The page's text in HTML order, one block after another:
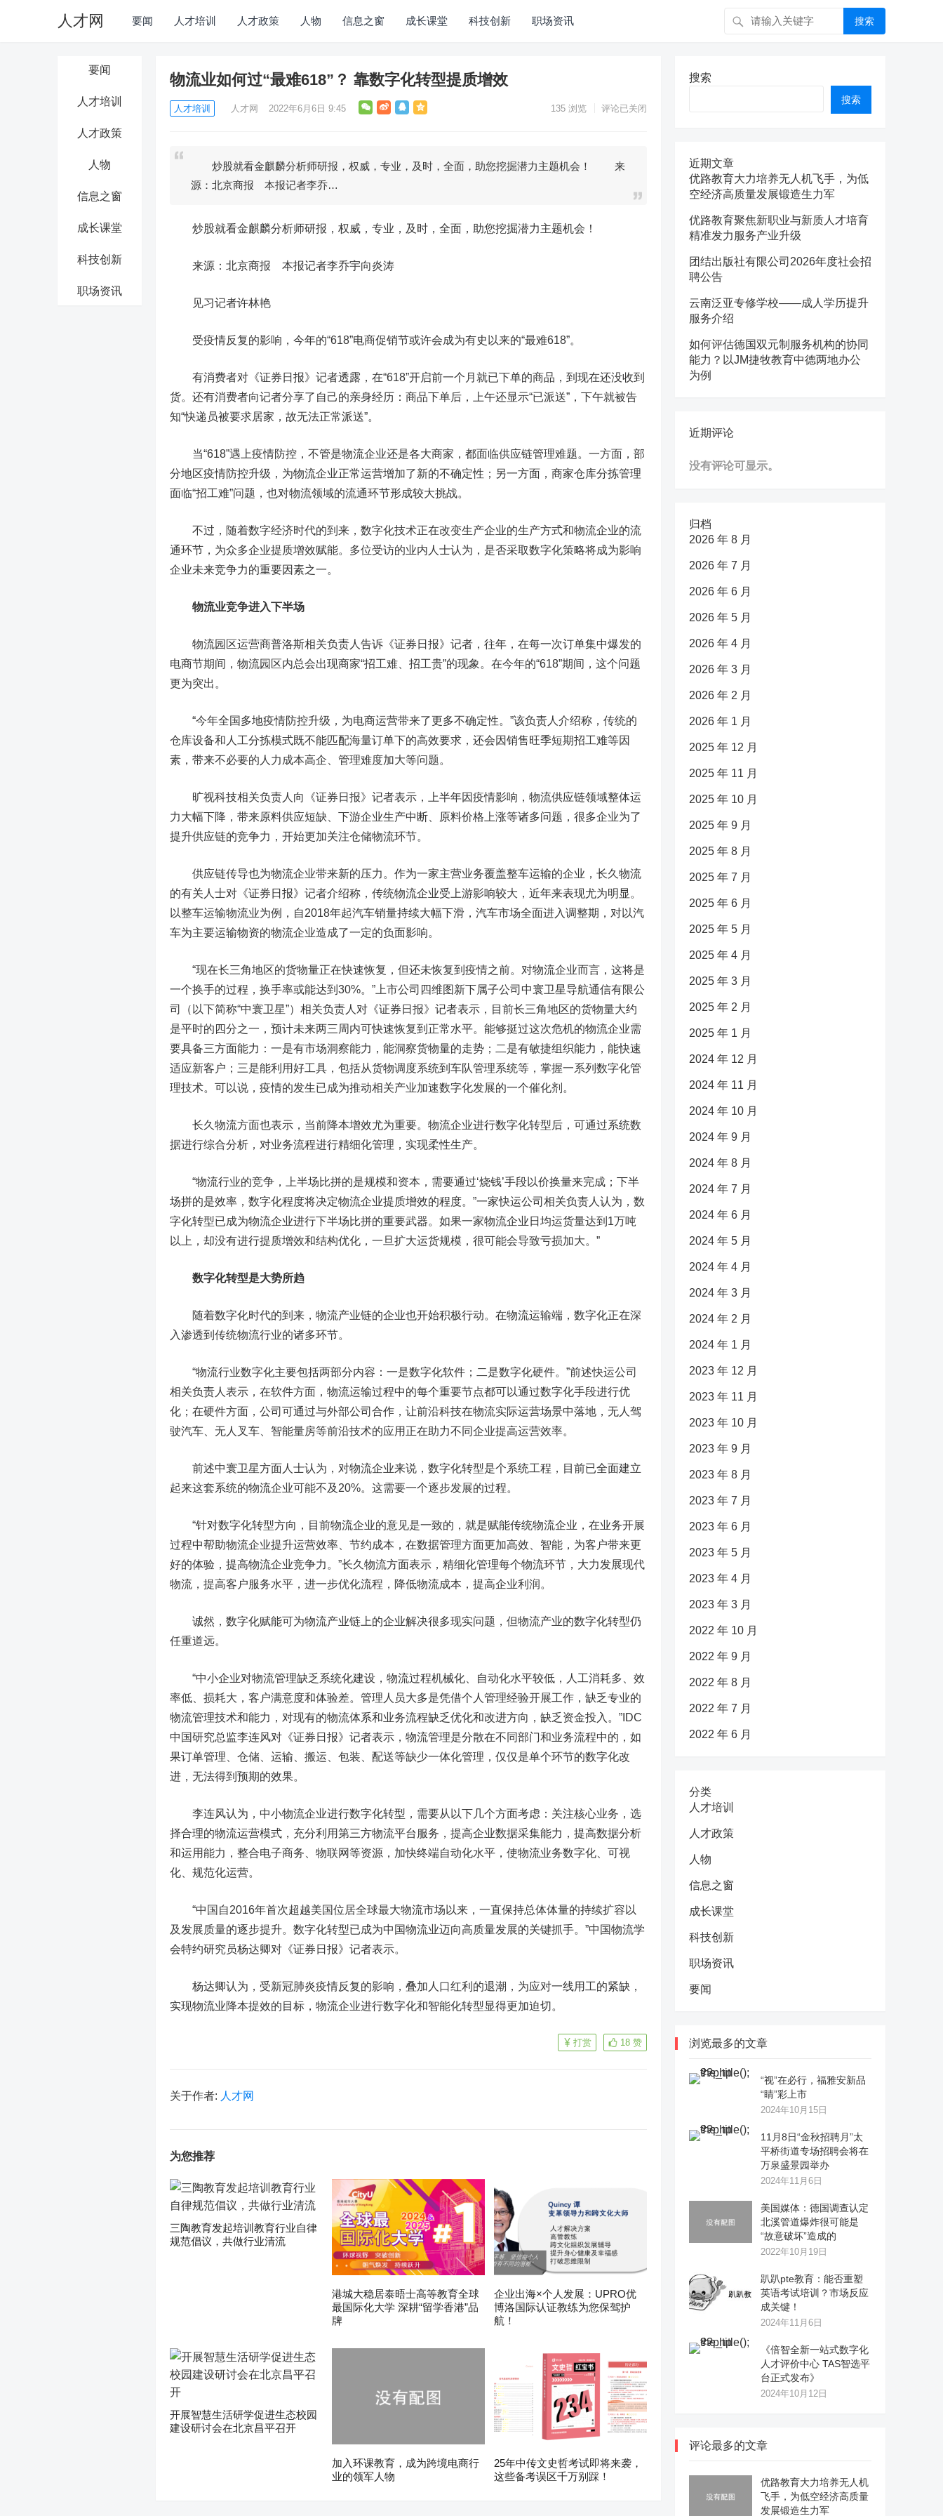
人才网 要闻 人才培训 人才政策 人物 信息之窗 成长课堂 科技创新 职场资讯 搜索
要闻
人才培训
人才政策
人物
信息之窗
成长课堂
科技创新
职场资讯
物流业如何过“最难618”？ 靠数字化转型提质增效
人才培训 人才网 2022年6月6日 9:45 135 浏览 评论已关闭
炒股就看金麒麟分析师研报，权威，专业，及时，全面，助您挖掘潜力主题机会！ 来
源：北京商报 本报记者李乔…
炒股就看金麒麟分析师研报，权威，专业，及时，全面，助您挖掘潜力主题机会！
来源：北京商报 本报记者李乔宇向炎涛
见习记者许林艳
受疫情反复的影响，今年的“618”电商促销节或许会成为有史以来的“最难618”。
有消费者对《证券日报》记者透露，在“618”开启前一个月就已下单的商品，到现在还没收到
货。还有消费者向记者分享了自己的亲身经历：商品下单后，上午还显示“已派送”，下午就被告
知“快递员被要求居家，故无法正常派送”。
当“618”遇上疫情防控，不管是物流企业还是各大商家，都面临供应链管理难题。一方面，部
分地区疫情防控升级，为物流企业正常运营增加了新的不确定性；另一方面，商家仓库分拣管理
面临“招工难”问题，也对物流领域的流通环节形成较大挑战。
不过，随着数字经济时代的到来，数字化技术正在改变生产企业的生产方式和物流企业的流
通环节，为众多企业提质增效赋能。多位受访的业内人士认为，是否采取数字化策略将成为影响
企业未来竞争力的重要因素之一。
物流业竞争进入下半场
物流园区运营商普洛斯相关负责人告诉《证券日报》记者，往年，在每一次订单集中爆发的
电商节期间，物流园区内总会出现商家“招工难、招工贵”的现象。在今年的“618”期间，这个问题
更为突出。
“今年全国多地疫情防控升级，为电商运营带来了更多不确定性。”该负责人介绍称，传统的
仓库设备和人工分拣模式既不能匹配海量订单下的高效要求，还会因销售旺季短期招工难等因
素，带来不必要的人力成本高企、管理难度加大等问题。
旷视科技相关负责人向《证券日报》记者表示，上半年因疫情影响，物流供应链领域整体运
力大幅下降，带来原料供应短缺、下游企业生产中断、原料价格上涨等诸多问题，很多企业为了
提升供应链的竞争力，开始更加关注仓储物流环节。
供应链传导也为物流企业带来新的压力。作为一家主营业务覆盖整车运输的企业， 长久物流
的有关人士对《证券日报》记者介绍称，传统物流企业受上游影响较大，近年来表现尤为明显。
以整车运输物流业为例，自2018年起汽车销量持续大幅下滑，汽车市场全面进入调整期，对以汽
车为主要运输物资的物流企业造成了一定的负面影响。
“现在长三角地区的货物量正在快速恢复，但还未恢复到疫情之前。对物流企业而言，这将是
一个换手的过程，换手率或能达到30%。”上市公司 四维图新下属子公司中寰卫星导航通信有限公
司（以下简称“中寰卫星”）相关负责人对《证券日报》记者表示，目前长三角地区的货物量大约
是平时的四分之一，预计未来两三周内可快速恢复到正常水平。能够挺过这次危机的物流企业需
要具备三方面能力：一是有市场洞察能力，能洞察货物量的走势；二是有敏捷组织能力，能快速
适应新客户；三是能利用好工具，包括从货物调度系统到车队管理系统等，掌握一系列数字化管
理技术。可以说，疫情的发生已成为推动相关产业加速数字化发展的一个催化剂。
长久物流方面也表示，当前降本增效尤为重要。物流企业进行数字化转型后，可通过系统数
据进行综合分析，对业务流程进行精细化管理，实现柔性生产。
“物流行业的竞争，上半场比拼的是规模和资本，需要通过‘烧钱’手段以价换量来完成；下半
场拼的是效率，数字化程度将决定物流企业提质增效的程度。”一家快运公司相关负责人认为，数
字化转型已成为物流企业进行下半场比拼的重要武器。如果一家物流企业日均运货量达到1万吨
以上，却没有进行提质增效和结构优化，一旦扩大运货规模，很可能会导致亏损加大。”
数字化转型是大势所趋
随着数字化时代的到来，物流产业链的企业也开始积极行动。在物流运输端，数字化正在深
入渗透到传统物流行业的诸多环节。
“物流行业数字化主要包括两部分内容：一是数字化软件；二是数字化硬件。”前述快运公司
相关负责人表示，在软件方面，物流运输过程中的每个重要节点都可以通过数字化手段进行优
化；在硬件方面，公司可通过与外部公司合作，让前沿科技在物流实际运营场景中落地，无人驾
驶汽车、无人叉车、智能量房等前沿技术的应用正在助力不同企业提高运营效率。
前述中寰卫星方面人士认为，对物流企业来说，数字化转型是个系统工程，目前已全面建立
起来这套系统的物流企业可能不及20%。这需要一个逐步发展的过程。
“针对数字化转型方向，目前物流企业的意见是一致的，就是赋能传统物流企业，在业务开展
过程中帮助物流企业提升运营效率、节约成本，在数据管理方面更加高效、智能，为客户带来更
好的体验，提高物流企业竞争力。”长久物流方面表示，精细化管理每个物流环节，大力发展现代
物流，提高客户服务水平，进一步优化流程，降低物流成本，提高企业利润。
诚然，数字化赋能可为物流产业链上的企业解决很多现实问题，但物流产业的数字化转型仍
任重道远。
“中小企业对物流管理缺乏系统化建设，物流过程机械化、自动化水平较低，人工消耗多、效
率低、损耗大，客户满意度和体验差。管理人员大多是凭借个人管理经验开展工作，缺乏专业的
物流管理技术和能力，对现有的物流体系和业务流程缺乏优化和改进方向，缺乏资金投入。”IDC
中国研究总监李连风对《证券日报》记者表示，物流管理是分散在不同部门和业务流程中的，如
果订单管理、仓储、运输、搬运、包装、配送等缺少一体化管理，仅仅是单个环节的数字化改
进，无法得到预期的效果。
李连风认为，中小物流企业进行数字化转型，需要从以下几个方面考虑：关注核心业务，选
择合理的物流运营模式，充分利用第三方物流平台服务，提高企业数据采集能力，提高数据分析
和运用能力，整合电子商务、物联网等资源，加快终端自动化水平，使物流业务数字化、可视
化、规范化运营。
“中国自2016年首次超越美国位居全球最大物流市场以来，一直保持总体体量的持续扩容以
及发展质量的逐步提升。数字化转型已成为中国物流业迈向高质量发展的关键抓手。”中国物流学
会特约研究员杨达卿对《证券日报》记者表示。
杨达卿认为，受新冠肺炎疫情反复的影响，叠加人口红利的退潮，为应对一线用工的紧缺，
实现物流业降本提效的目标，物流企业进行数字化和智能化转型显得更加迫切。
18 赞
打赏
关于作者: 人才网
为您推荐
三陶教育发起培训教育行业自律
规范倡议，共做行业清流
港城大稳居泰晤士高等教育全球
最国际化大学 深耕“留学香港”品
牌
企业出海×个人发展：UPRO优
博洛国际认证教练为您保驾护
航！
开展智慧生活研学促进生态校园
建设研讨会在北京昌平召开
加入环课教育，成为跨境电商行
业的领军人物
25年中传文史哲考试即将来袭，
这些备考误区千万别踩！
搜索
搜索
近期文章
优路教育大力培养无人机飞手，为低
空经济高质量发展锻造生力军
优路教育聚焦新职业与新质人才培育
精准发力服务产业升级
团结出版社有限公司2026年度社会招
聘公告
云南泛亚专修学校——成人学历提升
服务介绍
如何评估德国双元制服务机构的协同
能力？以JM捷牧教育中德两地办公
为例
近期评论
没有评论可显示。
归档
2026 年 8 月
2026 年 7 月
2026 年 6 月
2026 年 5 月
2026 年 4 月
2026 年 3 月
2026 年 2 月
2026 年 1 月
2025 年 12 月
2025 年 11 月
2025 年 10 月
2025 年 9 月
2025 年 8 月
2025 年 7 月
2025 年 6 月
2025 年 5 月
2025 年 4 月
2025 年 3 月
2025 年 2 月
2025 年 1 月
2024 年 12 月
2024 年 11 月
2024 年 10 月
2024 年 9 月
2024 年 8 月
2024 年 7 月
2024 年 6 月
2024 年 5 月
2024 年 4 月
2024 年 3 月
2024 年 2 月
2024 年 1 月
2023 年 12 月
2023 年 11 月
2023 年 10 月
2023 年 9 月
2023 年 8 月
2023 年 7 月
2023 年 6 月
2023 年 5 月
2023 年 4 月
2023 年 3 月
2022 年 10 月
2022 年 9 月
2022 年 8 月
2022 年 7 月
2022 年 6 月
分类
人才培训
人才政策
人物
信息之窗
成长课堂
科技创新
职场资讯
要闻
浏览最多的文章
“视”在必行，福雅安新品
“睛”彩上市
2024年10月15日
11月8日“金秋招聘月”太
平桥街道专场招聘会将在
万泉盛景园举办
2024年11月6日
美国媒体：德国调查认定
北溪管道爆炸很可能是
“故意破坏”造成的
2022年10月19日
趴趴pte教育：能否重塑
英语考试培训？市场反应
成关键！
2024年11月6日
《倍智全新一站式数字化
人才评价中心 TAS智选平
台正式发布》
2024年10月12日
评论最多的文章
优路教育大力培养无人机
飞手，为低空经济高质量
发展锻造生力军